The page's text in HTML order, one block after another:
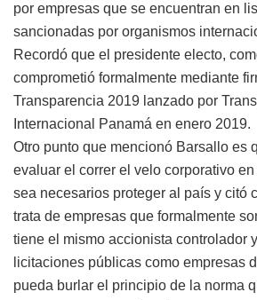
por empresas que se encuentran en
sancionadas por organismos
Recordó que el presidente electo,
comprometió formalmente mediante
Transparencia 2019 lanzado por
Internacional Panamá en enero 2019.
Otro punto que mencionó Barsallo es
evaluar el correr el velo corporativo
sea necesarios proteger al país y citó
trata de empresas que formalmente
tiene el mismo accionista controlador
licitaciones públicas como empresas
pueda burlar el principio de la norma